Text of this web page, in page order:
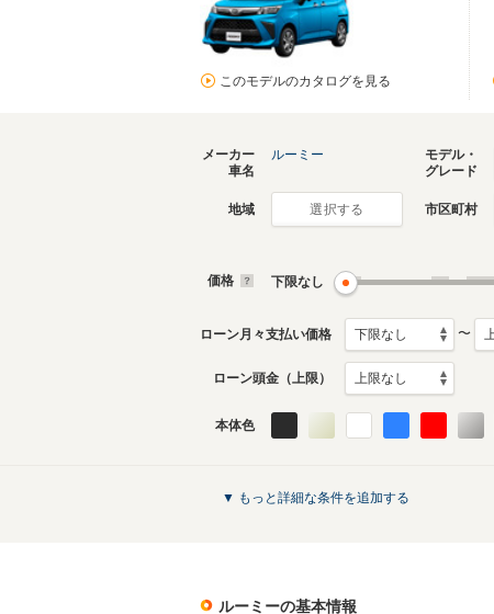
このモデルのカタログを見る
メーカー
車名
ルーミー
モデル・
グレード
地域 選択する 市区町村
価格 下限なし
ローン月々支払い価格 〜
ローン頭金（上限）
本体色
▼ もっと詳細な条件を追加する
ルーミーの基本情報